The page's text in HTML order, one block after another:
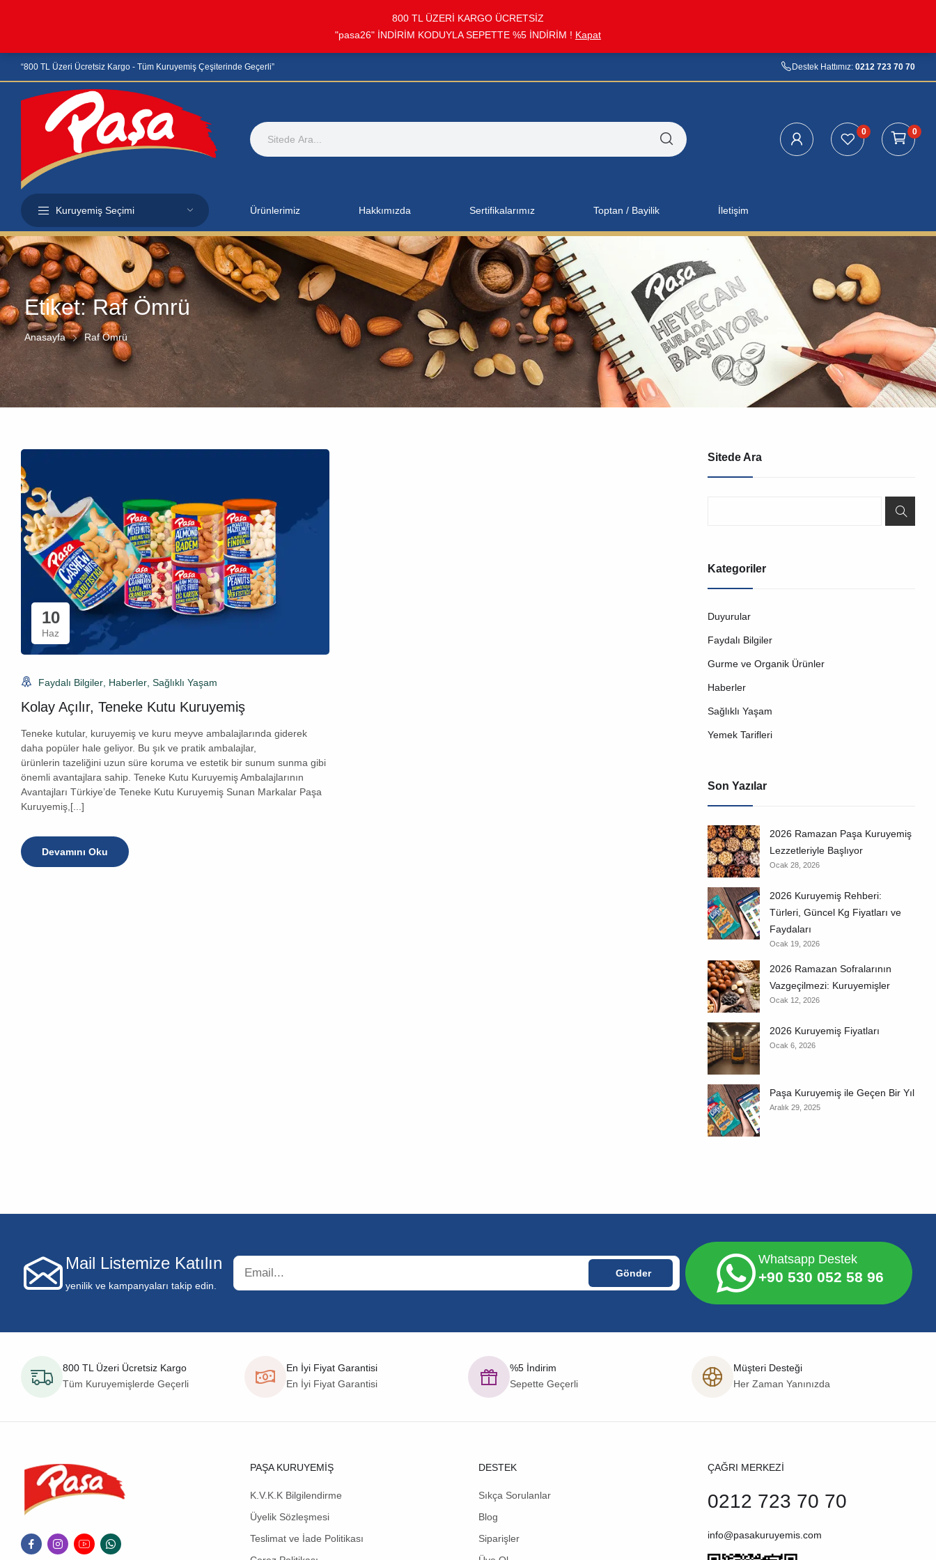
800 TL ÜZERİ KARGO ÜCRETSİZ
"pasa26" İNDİRİM KODUYLA SEPETTE %5 İNDİRİM ! Kapat
“800 TL Üzeri Ücretsiz Kargo - Tüm Kuruyemiş Çeşiterinde Geçerli” Destek Hattımız: 0212 723 70 70
0 0
Kuruyemiş Seçimi Ürünlerimiz Hakkımızda Sertifikalarımız Toptan / Bayilik İletişim
Etiket:Raf Ömrü
Anasayfa Raf Ömrü
10
Haz
Faydalı Bilgiler, Haberler, Sağlıklı Yaşam
Kolay Açılır, Teneke Kutu Kuruyemiş
Teneke kutular, kuruyemiş ve kuru meyve ambalajlarında giderek
daha popüler hale geliyor. Bu şık ve pratik ambalajlar,
ürünlerin tazeliğini uzun süre koruma ve estetik bir sunum sunma gibi
önemli avantajlara sahip. Teneke Kutu Kuruyemiş Ambalajlarının
Avantajları Türkiye’de Teneke Kutu Kuruyemiş Sunan Markalar Paşa
Kuruyemiş,[...]
Devamını Oku
Sitede Ara
Kategoriler
Duyurular
Faydalı Bilgiler
Gurme ve Organik Ürünler
Haberler
Sağlıklı Yaşam
Yemek Tarifleri
Son Yazılar
2026 Ramazan Paşa Kuruyemiş
Lezzetleriyle Başlıyor
Ocak 28, 2026
2026 Kuruyemiş Rehberi:
Türleri, Güncel Kg Fiyatları ve
Faydaları
Ocak 19, 2026
2026 Ramazan Sofralarının
Vazgeçilmezi: Kuruyemişler
Ocak 12, 2026
2026 Kuruyemiş Fiyatları
Ocak 6, 2026
Paşa Kuruyemiş ile Geçen Bir Yıl
Aralık 29, 2025
Mail Listemize Katılın
yenilik ve kampanyaları takip edin.
Whatsapp Destek
+90 530 052 58 96
800 TL Üzeri Ücretsiz Kargo
Tüm Kuruyemişlerde Geçerli
En İyi Fiyat Garantisi
En İyi Fiyat Garantisi
%5 İndirim
Sepette Geçerli
Müşteri Desteği
Her Zaman Yanınızda
PAŞA KURUYEMİŞ
K.V.K.K Bilgilendirme
Üyelik Sözleşmesi
Teslimat ve İade Politikası
DESTEK
Sıkça Sorulanlar
Blog
Siparişler
ÇAĞRI MERKEZİ
0212 723 70 70
info@pasakuruyemis.com